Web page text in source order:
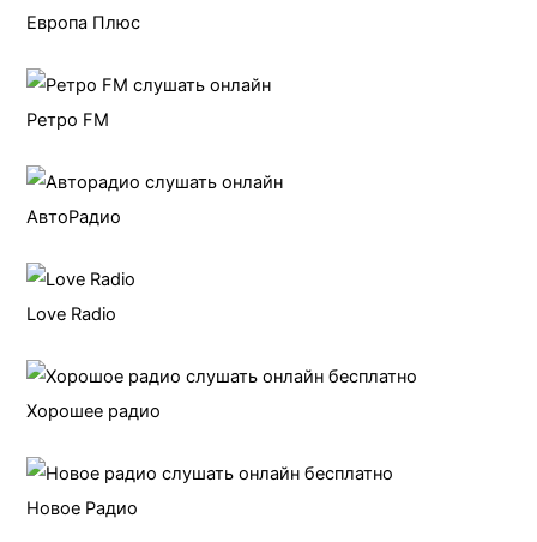
Европа Плюс
Ретро FM
АвтоРадио
Love Radio
Хорошее радио
Новое Радио